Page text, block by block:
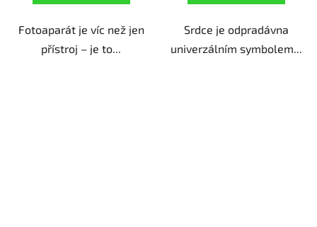
Fotoaparát je víc než jen
přístroj – je to...
Srdce je odpradávna
univerzálním symbolem...